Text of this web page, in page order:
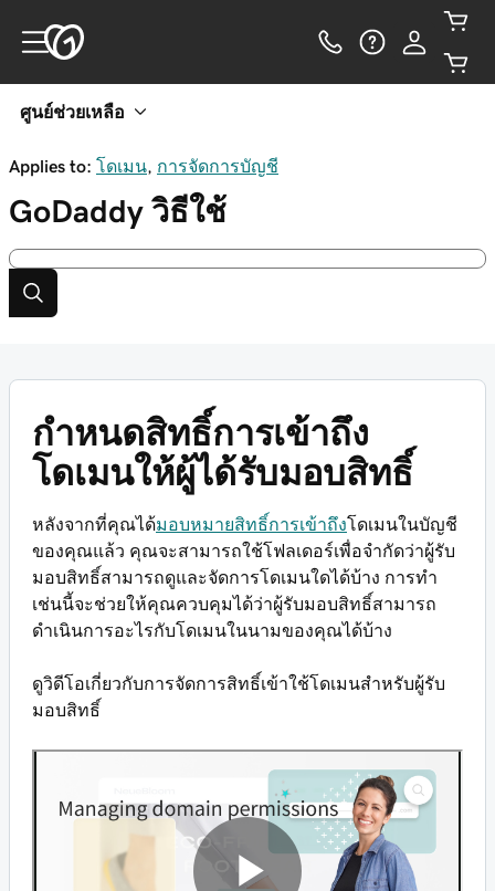
ศูนย์ช่วยเหลือ
Applies to: โดเมน การจัดการบัญชี
GoDaddy วิธีใช้
กำหนดสิทธิ์การเข้าถึง
โดเมนให้ผู้ได้รับมอบสิทธิ์
หลังจากที่คุณได้มอบหมายสิทธิ์การเข้าถึงโดเมนในบัญชี
ของคุณแล้ว คุณจะสามารถใช้โฟลเดอร์เพื่อจำกัดว่าผู้รับ
มอบสิทธิ์สามารถดูและจัดการโดเมนใดได้บ้าง การทำ
เช่นนี้จะช่วยให้คุณควบคุมได้ว่าผู้รับมอบสิทธิ์สามารถ
ดำเนินการอะไรกับโดเมนในนามของคุณได้บ้าง
ดูวิดีโอเกี่ยวกับการจัดการสิทธิ์เข้าใช้โดเมนสำหรับผู้รับ
มอบสิทธิ์